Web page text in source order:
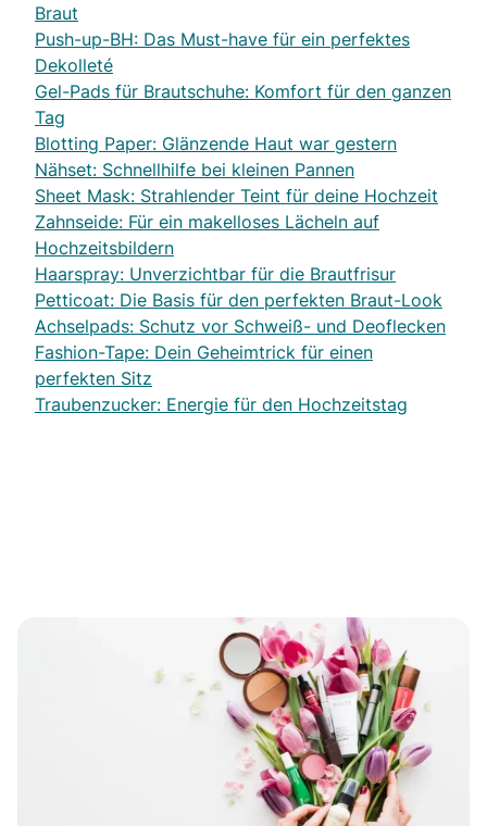
Braut
Push-up-BH: Das Must-have für ein perfektes
Dekolleté
Gel-Pads für Brautschuhe: Komfort für den ganzen
Tag
Blotting Paper: Glänzende Haut war gestern
Nähset: Schnellhilfe bei kleinen Pannen
Sheet Mask: Strahlender Teint für deine Hochzeit
Zahnseide: Für ein makelloses Lächeln auf
Hochzeitsbildern
Haarspray: Unverzichtbar für die Brautfrisur
Petticoat: Die Basis für den perfekten Braut-Look
Achselpads: Schutz vor Schweiß- und Deoflecken
Fashion-Tape: Dein Geheimtrick für einen
perfekten Sitz
Traubenzucker: Energie für den Hochzeitstag